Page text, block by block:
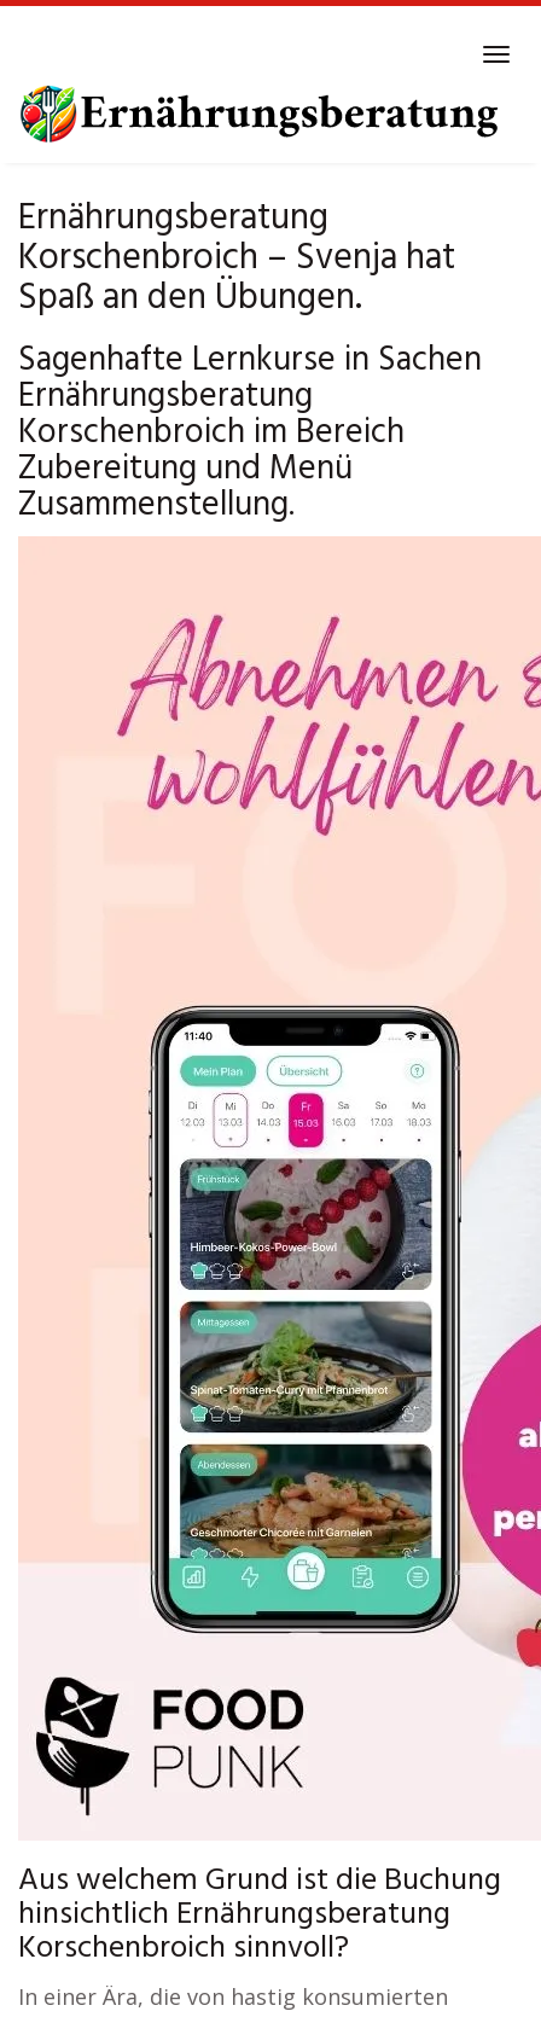
main
content
Ernährungsberatung
Korschenbroich – Svenja hat
Spaß an den Übungen.
Sagenhafte Lernkurse in Sachen
Ernährungsberatung
Korschenbroich im Bereich
Zubereitung und Menü
Zusammenstellung.
Aus welchem Grund ist die Buchung
hinsichtlich Ernährungsberatung
Korschenbroich sinnvoll?
In einer Ära, die von hastig konsumierten